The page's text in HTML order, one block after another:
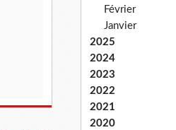
Février
Janvier
2025
2024
2023
2022
2021
2020